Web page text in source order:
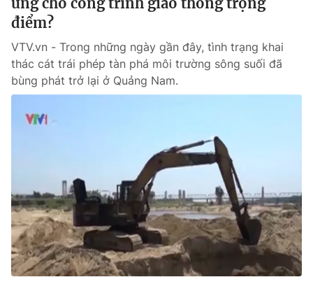
điểm?
VTV.vn - Trong những ngày gần đây, tình trạng khai
thác cát trái phép tàn phá môi trường sông suối đã
bùng phát trở lại ở Quảng Nam.